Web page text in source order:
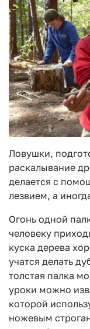
Ловушки,
раскалывание
делается с
лезвием, а
Огонь одной
человеку
куска дерева
учатся делать
толстая палка
уроки можно
которой
ножевым